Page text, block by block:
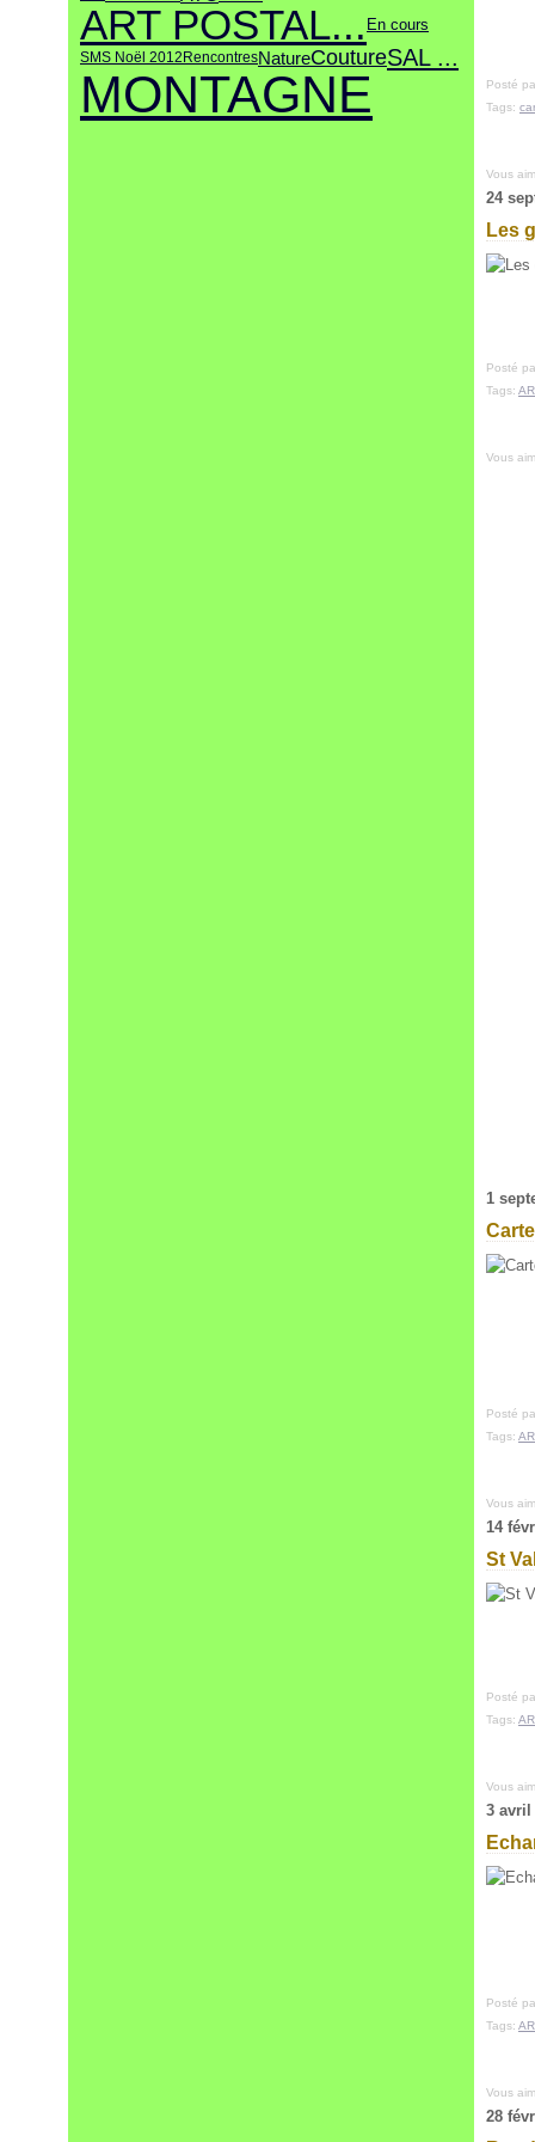
ART POSTAL... En cours
SMS Noël 2012 RencontresNatureCoutureSAL ...
MONTAGNE Posté
Tags:
Vous
24
Les
Posté
Tags:
Vous
1
Posté
Tags:
Vous
14
St
Posté
Tags:
Vous
3 avril
Posté
Tags:
Vous
28